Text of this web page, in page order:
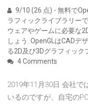
9/10 (26 点) - 無料で
ラフィックライブラリー
ウェアやゲームに必要な
しょう. OpenGLはCADデ
る2D及び3Dグラフィッ
4 Comments
2019年11月30日 会社で
いるのですが、自宅の